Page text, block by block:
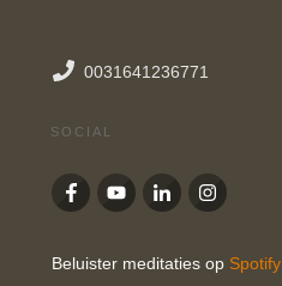
0031641236771
SOCIAL
Beluister meditaties op Spotify